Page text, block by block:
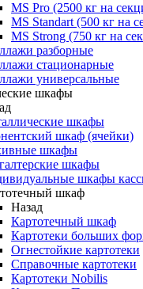
MS Pro (2500 кг на
MS Standart (500 кг на
MS Strong (750 кг на
разборные
стационарные
универсальные
шкафы
шкафы
шкаф (ячейки)
шкафы
шкафы
шкафы
шкаф
Назад
Картотечный шкаф
Картотеки больших
Огнестойкие картотеки
Справочные картотеки
Картотеки Nobilis